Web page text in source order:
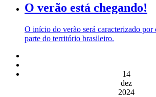
O verão está chegando!
O início do verão será caracterizado por
parte do território brasileiro.
14
dez
2024